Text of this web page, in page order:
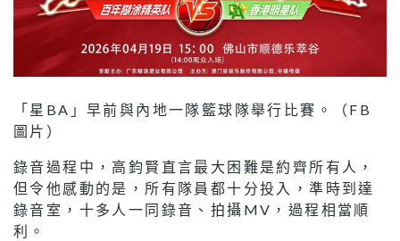
「星BA」早前與內地一隊籃球隊舉行比賽。（FB
圖片）
錄音過程中，高鈞賢直言最大困難是約齊所有人，
但令他感動的是，所有隊員都十分投入，準時到達
錄音室，十多人一同錄音、拍攝MV，過程相當順
利。